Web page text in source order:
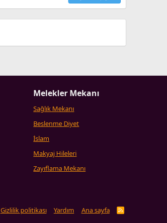
Melekler Mekanı
Sağlık Mekanı
Beslenme Diyet
İslam
Makyaj Hileleri
Zayıflama Mekanı
Gizlilik politikası Yardım Ana sayfa
R